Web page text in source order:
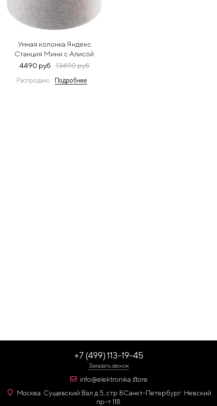
Умная колонка Яндекс
Станция Мини с Алисой
(белый)
4490 руб 13490 руб
Распродано Подробнее
+7 (499) 113-19-45
Заказать звонок
info@elektronika.store
Москва: Сущевский Вал д 5, стр 8Санкт-Петербург: Невский
пр-т 118